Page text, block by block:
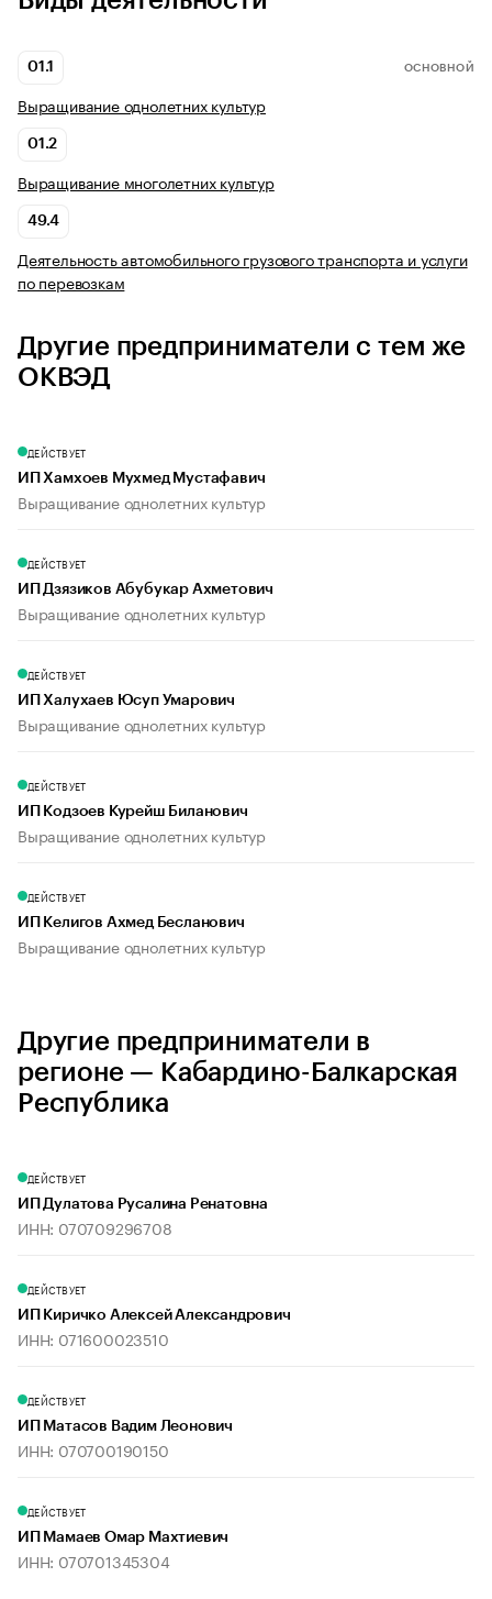
01.1 ОСНОВНОЙ
Выращивание однолетних культур
01.2
Выращивание многолетних культур
49.4
Деятельность автомобильного грузового транспорта и услуги
по перевозкам
Другие предприниматели с тем же
ОКВЭД
ДЕЙСТВУЕТ
ИП Хамхоев Мухмед Мустафавич
Выращивание однолетних культур
ДЕЙСТВУЕТ
ИП Дзязиков Абубукар Ахметович
Выращивание однолетних культур
ДЕЙСТВУЕТ
ИП Халухаев Юсуп Умарович
Выращивание однолетних культур
ДЕЙСТВУЕТ
ИП Кодзоев Курейш Биланович
Выращивание однолетних культур
ДЕЙСТВУЕТ
ИП Келигов Ахмед Бесланович
Выращивание однолетних культур
Другие предприниматели в
регионе — Кабардино-Балкарская
Республика
ДЕЙСТВУЕТ
ИП Дулатова Русалина Ренатовна
ИНН: 070709296708
ДЕЙСТВУЕТ
ИП Киричко Алексей Александрович
ИНН: 071600023510
ДЕЙСТВУЕТ
ИП Матасов Вадим Леонович
ИНН: 070700190150
ДЕЙСТВУЕТ
ИП Мамаев Омар Махтиевич
ИНН: 070701345304